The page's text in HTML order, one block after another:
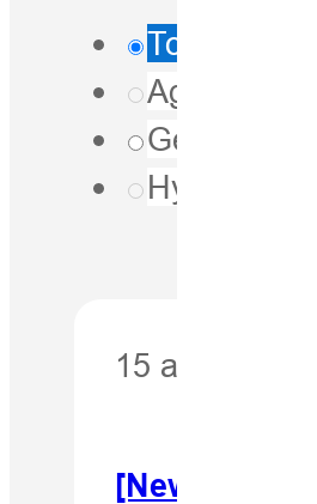
Tous
Agriculture
Géospatiale
15 avril 2021
[Newsletter